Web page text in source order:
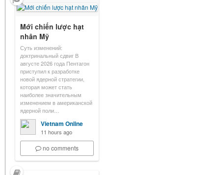
Mới chiến lược hạt
nhân Mỹ
Суть изменений:
доктринальный сдвиг В
августе 2026 года Пентагон
приступил к разработке
новой ядерной стратегии,
которая может стать
наиболее значительным
изменением в американской
ядерной поли…
Vietnam Online
11 hours ago
no comments